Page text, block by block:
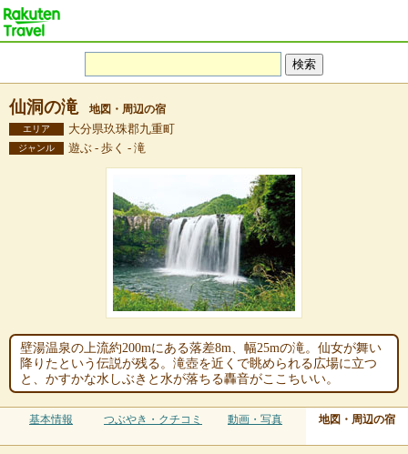
仙洞の滝 地図・周辺の宿
エリア 大分県玖珠郡九重町
ジャンル 遊ぶ - 歩く - 滝
壁湯温泉の上流約200mにある落差8m、幅25mの滝。仙女が舞い
降りたという伝説が残る。滝壺を近くで眺められる広場に立つ
と、かすかな水しぶきと水が落ちる轟音がここちいい。
基本情報 つぶやき・クチコミ 動画・写真 地図・周辺の宿